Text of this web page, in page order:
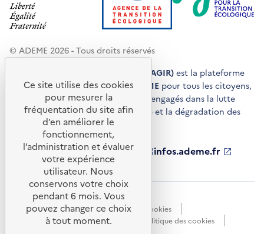
© ADEME 2026 - Tous droits réservés
Agir pour la transition écologique (AGIR) est la plateforme
de conseils et de services de l'ADEME pour tous les citoyens,
acteurs économiques et territoires engagés dans la lutte
contre le réchauffement climatique et la dégradation des
ressources.
ademe.fr
S'ouvre
nouvelle
fenêtre
librairie.ademe.fr
S'ouvre
dans
une
nouvelle
fenêtre
infos.ademe.fr
S'ouvre
nouvelle
ademe.fr/presse
S'ouvre
nouvelle
fenêtre
Accessibilité : non conforme
Données personnelles
Gestion des cookies
Mentions légales
Plan du site
Politique des cookies
Ce site utilise des cookies
pour mesurer la
fréquentation du site afin
d’en améliorer le
fonctionnement,
l’administration et évaluer
votre expérience
utilisateur. Nous
conservons votre choix
pendant 6 mois. Vous
pouvez changer ce choix
à tout moment.